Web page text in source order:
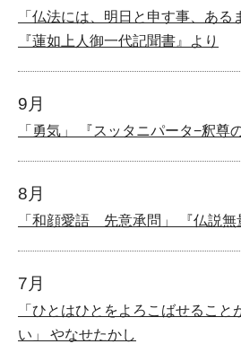
「仏法には、明日と申す事、ある
『蓮如上人御一代記聞書』より
9月
「勇気」 『スッタニパータ−釈尊
8月
「和顔愛語 先意承問」 『仏説無
7月
「ひとはひとをよろこばせること
い」 やなせたかし